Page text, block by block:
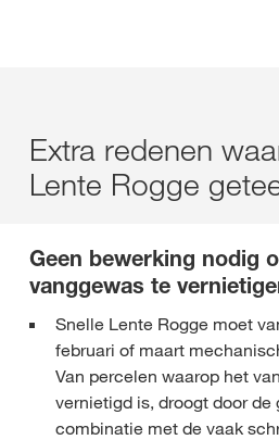
Extra redenen
Lente Rogge
Geen bewerking nodig
vanggewas te
Snelle Lente Rogge moet
februari of maart
Van percelen waarop het
vernietigd is, droogt door de
combinatie met de vaak